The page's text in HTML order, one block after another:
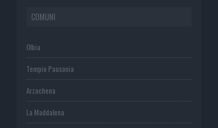
COMUNI
Olbia
Tempio Pausania
Arzachena
La Maddalena